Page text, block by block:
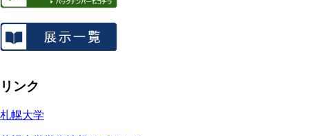
リンク
札幌大学